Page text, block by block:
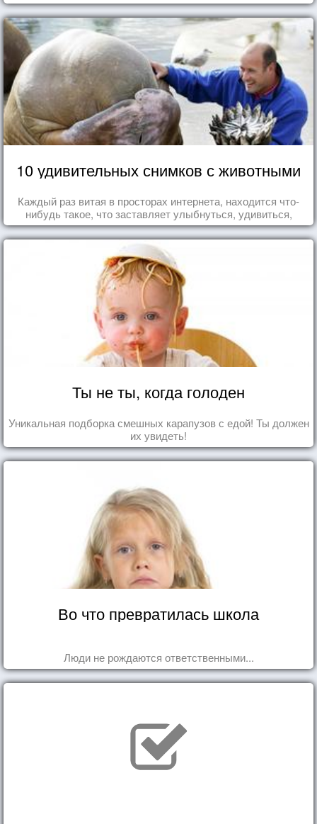
10 удивительных снимков с животными
Каждый раз витая в просторах интернета, находится что-
нибудь такое, что заставляет улыбнуться, удивиться,
восхититься...
Ты не ты, когда голоден
Уникальная подборка смешных карапузов с едой! Ты должен
их увидеть!
Во что превратилась школа
Люди не рождаются ответственными...